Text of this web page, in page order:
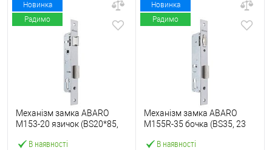
Новинка
Радимо
В наявності
Механізм замка ABARO
M153-20 язичок (BS20*85,
Новинка
Радимо
В наявності
Механізм замка ABARO
M155R-35 бочка (BS35, 23